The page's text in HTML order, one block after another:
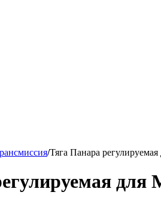
/Тяга Панара
для